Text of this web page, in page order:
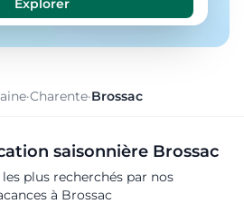
·Charente·Brossac
saisonnière Brossac
plus recherchés par nos
à Brossac